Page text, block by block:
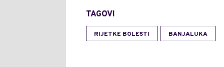
TAGOVI
RIJETKE BOLESTI BANJALUKA